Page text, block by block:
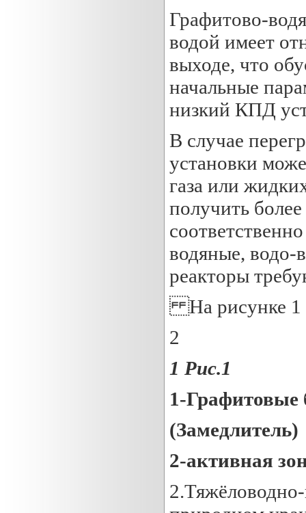
Графитово-
водой имеет
выходе, что
начальные
низкий КПД
В случае
установки
газа или
получить
водяные, водо-
реакторы
На рисунке 1
2
1 Рис.1
1-Графитовые
(Замедлитель)
2-активная